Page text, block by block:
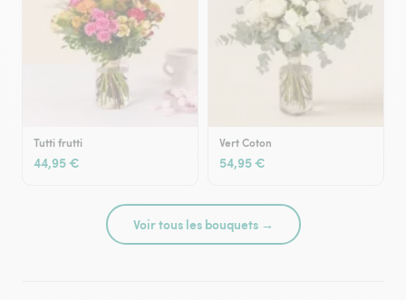
Tutti frutti
44,95 €
Vert Coton
54,95 €
Voir tous les bouquets →